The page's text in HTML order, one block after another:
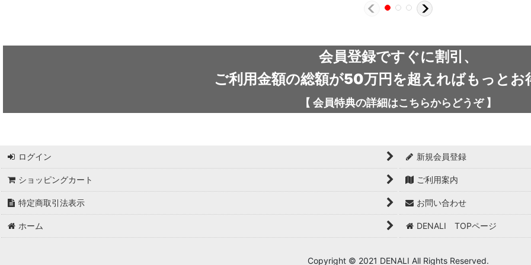
会員登録ですぐに割引、
ご利用金額の総額が50万円を超えればもっとお
【 会員特典の詳細はこちらから どうぞ】
ログイン 新規会員登録
ショッピングカート ご利用案内
特定商取引法表示 お問い合わせ
ホーム DENALI TOPページ
Copyright © 2021 DENALI All Rights Reserved.